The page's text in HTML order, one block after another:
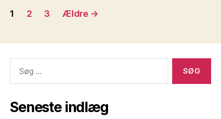
Indlægsinddeling
1 2 3 Ældre →
efter:
Seneste indlæg